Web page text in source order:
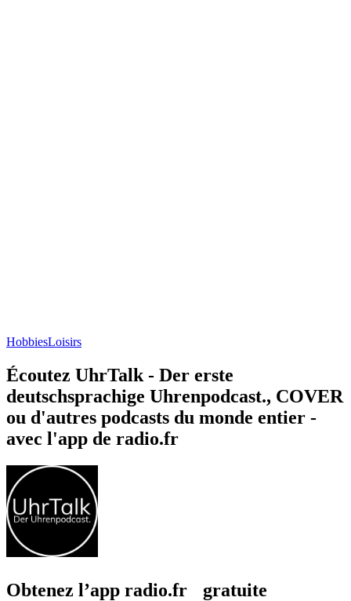
HobbiesLoisirs
Écoutez UhrTalk - Der erste
deutschsprachige Uhrenpodcast., COVER
ou d'autres podcasts du monde entier -
avec l'app de radio.fr
Obtenez l’app radio.fr gratuite